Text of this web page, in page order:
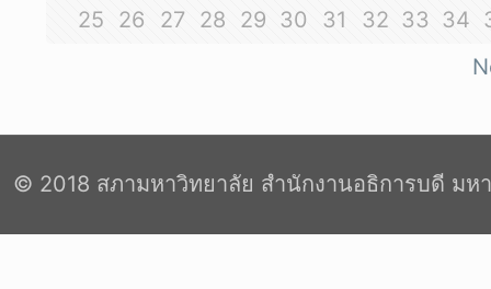
25
26 27 28 29 30 31 32 33 34
© 2018 สภามหาวิทยาลัย สำนักงานอธิการบดี มห